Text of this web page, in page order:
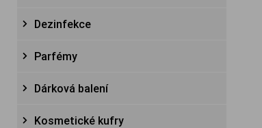
Dezinfekce
Parfémy
Dárková balení
Kosmetické kufry